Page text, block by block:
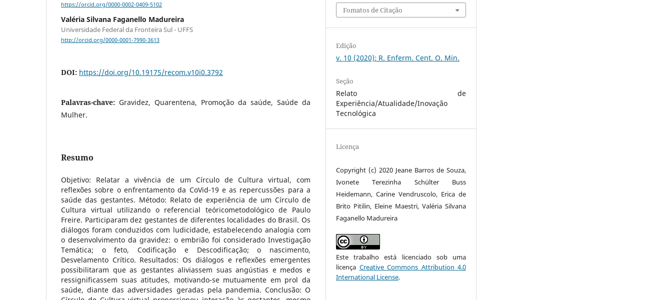
https://orcid.org/0000-0002-0409-5102
Valéria Silvana Faganello Madureira
Universidade Federal da Fronteira Sul - UFFS
http://orcid.org/0000-0001-7990-3613
DOI: https://doi.org/10.19175/recom.v10i0.3792
Palavras-chave: Gravidez, Quarentena, Promoção da saúde, Saúde da
Mulher.
Resumo
Objetivo: Relatar a vivência de um Círculo de Cultura virtual, com
reflexões sobre o enfrentamento da CoVid-19 e as repercussões para a
saúde das gestantes. Método: Relato de experiência de um Círculo de
Cultura virtual utilizando o referencial teóricometodológico de Paulo
Freire. Participaram dez gestantes de diferentes localidades do Brasil. Os
diálogos foram conduzidos com ludicidade, estabelecendo analogia com
o desenvolvimento da gravidez: o embrião foi considerado Investigação
Temática; o feto, Codificação e Descodificação; o nascimento,
Desvelamento Crítico. Resultados: Os diálogos e reflexões emergentes
possibilitaram que as gestantes aliviassem suas angústias e medos e
ressignificassem suas atitudes, motivando-se mutuamente em prol da
saúde, diante das adversidades geradas pela pandemia. Conclusão: O
Fomatos de Citação
Edição
v. 10 (2020): R. Enferm. Cent. O. Min.
Seção
Relato de
Experiência/Atualidade/Inovação
Tecnológica
Licença
Copyright (c) 2020 Jeane Barros de Souza,
Ivonete Terezinha Schülter Buss
Heidemann, Carine Vendruscolo, Erica de
Brito Pitilin, Eleine Maestri, Valéria Silvana
Faganello Madureira
Este trabalho está licenciado sob uma
licença Creative Commons Attribution 4.0
International License.